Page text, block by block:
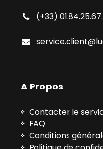
(+33)
A Propos
Contacter le
FAQ
Conditions